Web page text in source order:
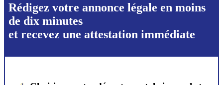
Rédigez votre annonce légale en moins
de dix minutes
et recevez une attestation immédiate